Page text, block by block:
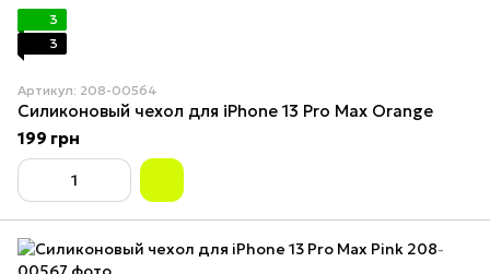
3
3
Артикул: 208-00564
Силиконовый чехол для iPhone 13 Pro Max Orange
199 грн